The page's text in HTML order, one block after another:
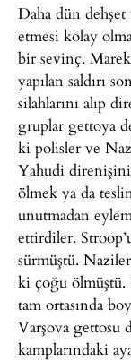
Daha dün
etmesi kolay
bir sevinç.
yapılan saldırı
silahlarını alıp
gruplar gettoya
ki polisler ve
Yahudi
ölmek ya da
unutmadan
ettirdiler.
sürmüştü.
ki çoğu ölmüştü.
tam ortasında
Varşova
kamplarındaki